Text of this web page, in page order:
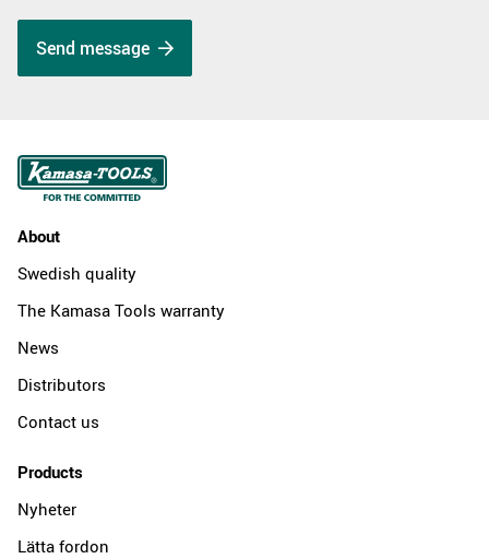
Send message
About
Swedish quality
The Kamasa Tools warranty
News
Distributors
Contact us
Products
Nyheter
Lätta fordon